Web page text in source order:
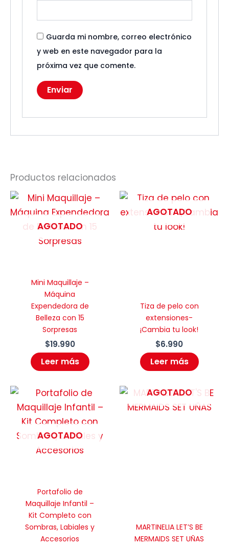
Guarda mi nombre, correo electrónico
y web en este navegador para la
próxima vez que comente.
Productos relacionados
AGOTADO
Mini Maquillaje –
Máquina
Expendedora de
Belleza con 15
Sorpresas
$19.990
Leer más
AGOTADO
Tiza de pelo con
extensiones-
¡Cambia tu look!
$6.990
Leer más
AGOTADO
Portafolio de
Maquillaje Infantil –
Kit Completo con
Sombras, Labiales y
Accesorios
AGOTADO
MARTINELIA LET’S BE
MERMAIDS SET UÑAS